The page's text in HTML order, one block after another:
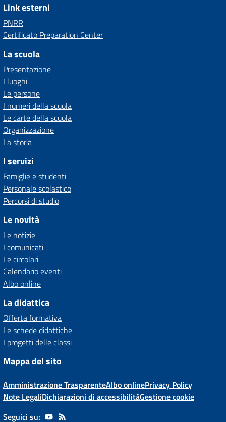
Link esterni
PNRR
Certificato Preparation Center
La scuola
Presentazione
I luoghi
Le persone
I numeri della scuola
Le carte della scuola
Organizzazione
La storia
I servizi
Famiglie e studenti
Personale scolastico
Percorsi di studio
Le novità
Le notizie
I comunicati
Le circolari
Calendario eventi
Albo online
La didattica
Offerta formativa
Le schede didattiche
I progetti delle classi
Mappa del sito
Amministrazione TrasparenteAlbo onlinePrivacy Policy
Note LegaliDichiarazioni di accessibilitàGestione cookie
Seguici su: